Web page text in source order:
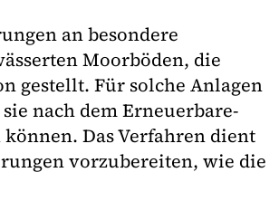
an besondere
Moorböden, die
gestellt. Für solche Anlagen
nach dem Erneuerbare-
Das Verfahren dient
vorzubereiten, wie die